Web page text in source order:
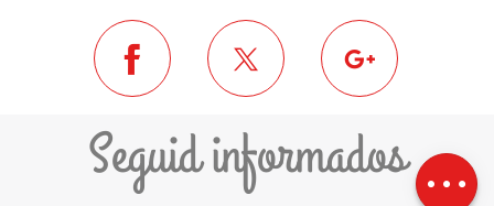
Desnivel
Seguid informados